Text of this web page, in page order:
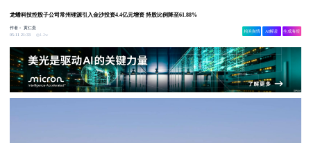
龙蟠科技控股子公司常州锂源引入金沙投资4.4亿元增资 持股比例降至61.88%
作者：黄仁贵
05-11 21:33
1.2w
相关舆情 AI解读 生成海报